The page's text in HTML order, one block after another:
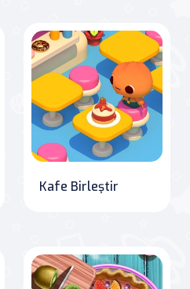
Kafe Birleştir